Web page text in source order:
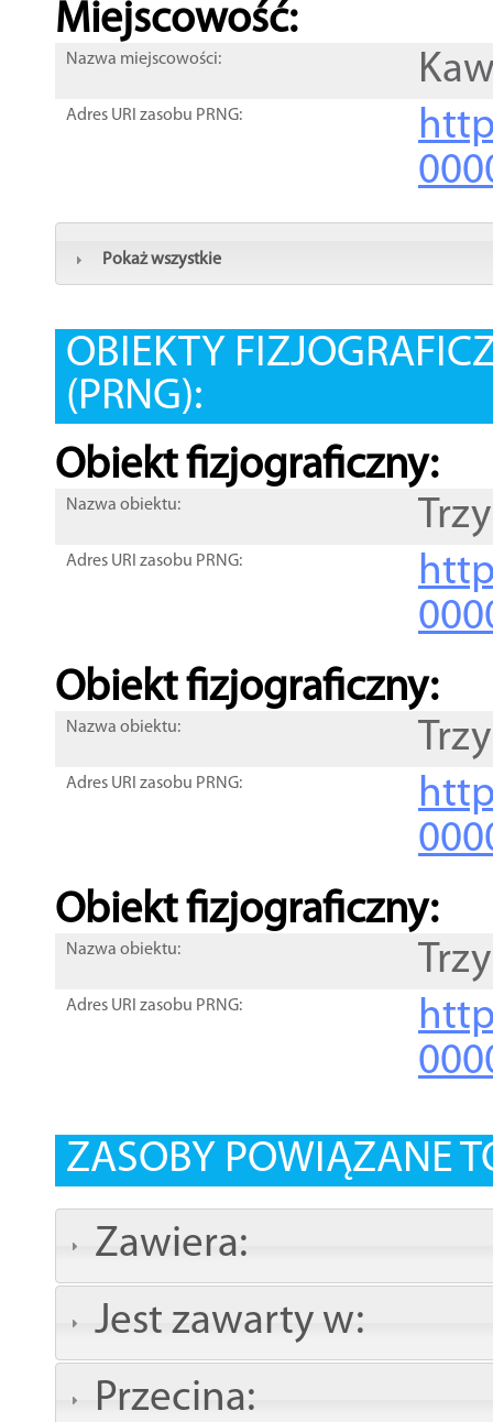
Miejscowość:
Nazwa miejscowości:
Adres URI zasobu PRNG:
Pokaż wszystkie
OBIEKTY
(PRNG):
Obiekt fizjograficzny:
Nazwa obiektu:
Adres URI zasobu PRNG:
Obiekt fizjograficzny:
Nazwa obiektu:
Adres URI zasobu PRNG:
Obiekt fizjograficzny:
Nazwa obiektu:
Adres URI zasobu PRNG:
ZASOBY POWIĄZANE
Zawiera:
Jest zawarty w:
Przecina: